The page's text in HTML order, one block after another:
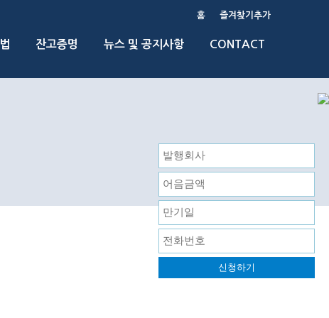
홈 즐겨찾기추가
잔고증명 뉴스 및 공지사항 CONTACT
신청하기